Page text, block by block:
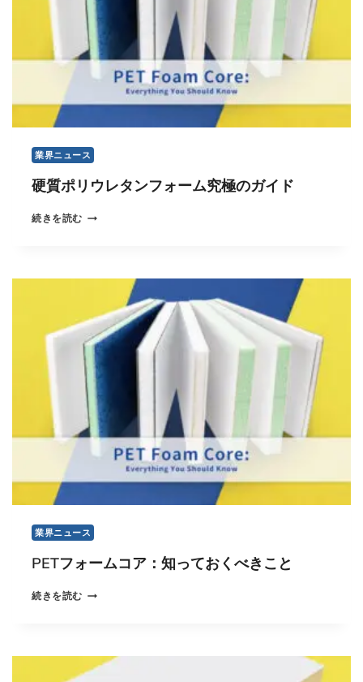
極
の
ガ
イ
業界ニュース
硬質ポリウレタンフォーム究極のガイド
続きを読む 硬
ン
ォ
ー
ム
究
極
の
ガ
業界ニュース
PETフォームコア：知っておくべきこと
続きを読む P
ー